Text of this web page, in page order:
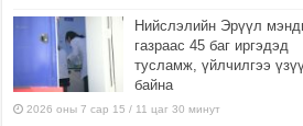
Нийслэлийн Эрүүл
газраас 45 баг иргэдэд
тусламж, үйлчилгээ
байна
2026 оны 7 сар 15 / 11 цаг 30 минут